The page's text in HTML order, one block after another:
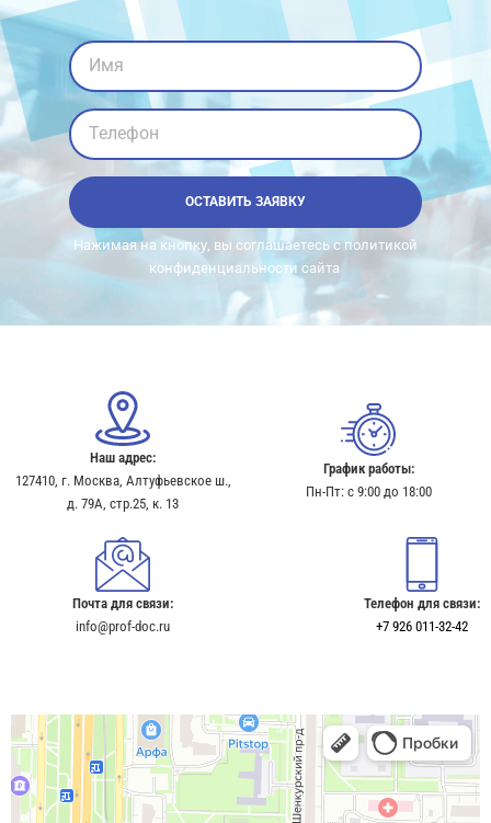
Имя
Телефон
ОСТАВИТЬ ЗАЯВКУ
Нажимая на кнопку, вы соглашаетесь с политикой
конфиденциальности сайта
Наш адрес:
127410, г. Москва, Алтуфьевское ш.,
д. 79А, стр.25, к. 13​
График работы:
Пн-Пт: с 9:00 до 18:00
Почта для связи:
info@prof-doc.ru
Телефон для связи:
+7 926 011-32-42